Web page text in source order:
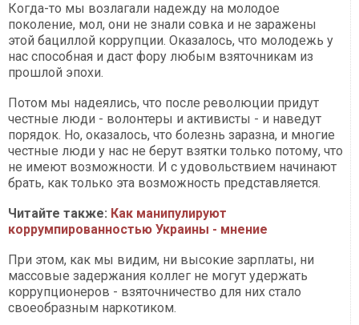
Когда-то мы возлагали надежду на молодое
поколение, мол, они не знали совка и не заражены
этой бациллой коррупции. Оказалось, что молодежь у
нас способная и даст фору любым взяточникам из
прошлой эпохи.
Потом мы надеялись, что после революции придут
честные люди - волонтеры и активисты - и наведут
порядок. Но, оказалось, что болезнь заразна, и многие
честные люди у нас не берут взятки только потому, что
не имеют возможности. И с удовольствием начинают
брать, как только эта возможность представляется.
Читайте также: Как манипулируют
коррумпированностью Украины - мнение
При этом, как мы видим, ни высокие зарплаты, ни
массовые задержания коллег не могут удержать
коррупционеров - взяточничество для них стало
своеобразным наркотиком.